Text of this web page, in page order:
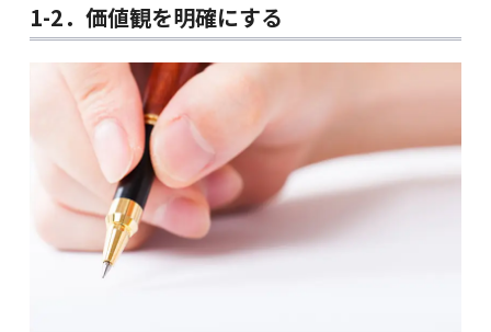
1-2．価値観を明確にする